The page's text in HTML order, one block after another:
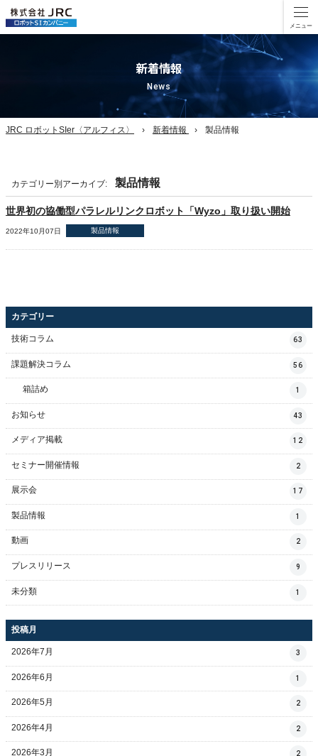
新着情報
News
JRC ロボットSIer〈アルフィス〉 新着情報 製品情報
カテゴリー別アーカイブ: 製品情報
世界初の協働型パラレルリンクロボット「Wyzo」取り扱い開始
2022年10月07日 製品情報
カテゴリー
技術コラム 63
課題解決コラム 56
箱詰め 1
お知らせ 43
メディア掲載 12
セミナー開催情報 2
展示会 17
製品情報 1
動画 2
プレスリリース 9
未分類 1
投稿月
2026年7月 3
2026年6月 1
2026年5月 2
2026年4月 2
2026年3月 2